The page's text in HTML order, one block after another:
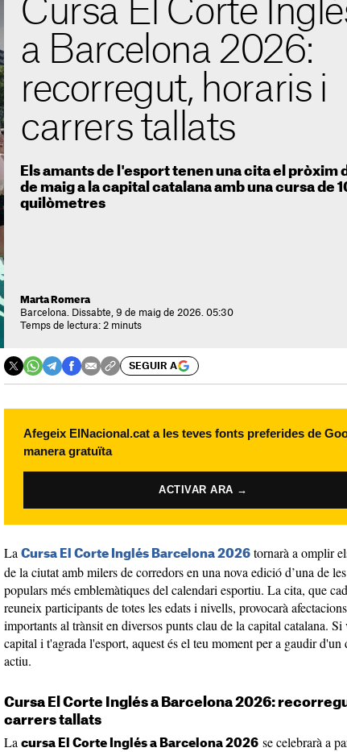
Cursa El Corte
a Barcelona 2026:
recorregut, horaris i
carrers tallats
Els amants de l'esport tenen una cita el pròxim
de maig a la capital catalana amb una cursa de
quilòmetres
Marta Romera
Barcelona. Dissabte, 9 de maig de 2026. 05:30
Temps de lectura: 2 minuts
SEGUIR A
Afegeix ElNacional.cat a les teves fonts preferides de
manera gratuïta
ACTIVAR ARA →
La Cursa El Corte Inglés Barcelona 2026 tornarà a omplir
de la ciutat amb milers de corredors en una nova edició d’una de
populars més emblemàtiques del calendari esportiu. La cita, que
reuneix participants de totes les edats i nivells, provocarà afectacions
importants al trànsit en diversos punts clau de la capital catalana. Si
capital i t'agrada l'esport, aquest és el teu moment per a gaudir d'un
actiu.
Cursa El Corte Inglés a Barcelona 2026:
carrers tallats
La cursa El Corte Inglés a Barcelona 2026 se celebrarà a